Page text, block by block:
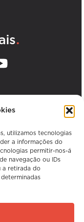
utilizamos tecnologias
a informações do
permitir-nos-á
navegação ou IDs
a retirada do
.
.
Todos os